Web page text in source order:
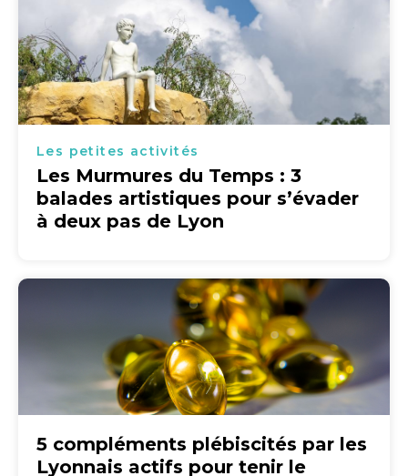
Les petites activités
Les Murmures du Temps : 3
balades artistiques pour s’évader
à deux pas de Lyon
5 compléments plébiscités par les
Lyonnais actifs pour tenir le